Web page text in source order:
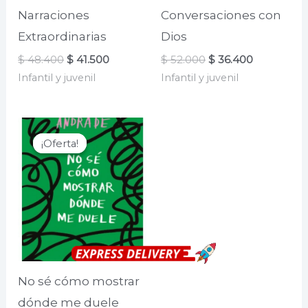
Narraciones
Extraordinarias
$48.400 El
precio
original
$ 41.500El
Infantil y juvenil
Conversaciones con
Dios
$52.000 El
precio
original
$ 36.400El
Infantil y juvenil
¡Oferta!
¡Oferta!
No sé cómo mostrar
dónde me duele